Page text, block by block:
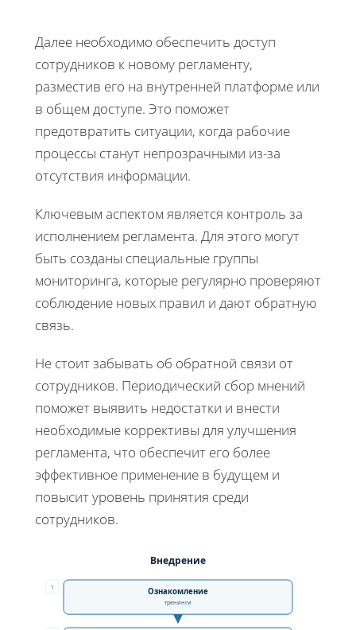
Далее необходимо обеспечить доступ
сотрудников к новому регламенту,
разместив его на внутренней платформе или
в общем доступе. Это поможет
предотвратить ситуации, когда рабочие
процессы станут непрозрачными из-за
отсутствия информации.
Ключевым аспектом является контроль за
исполнением регламента. Для этого могут
быть созданы специальные группы
мониторинга, которые регулярно проверяют
соблюдение новых правил и дают обратную
связь.
Не стоит забывать об обратной связи от
сотрудников. Периодический сбор мнений
поможет выявить недостатки и внести
необходимые коррективы для улучшения
регламента, что обеспечит его более
эффективное применение в будущем и
повысит уровень принятия среди
сотрудников.
Внедрение
Ознакомление
тренинги
1